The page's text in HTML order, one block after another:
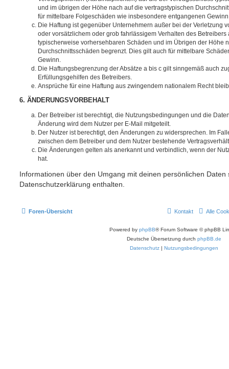
und im übrigen der Höhe nach auf die vertragstypischen
für mittelbare Folgeschäden wie insbesondere entgangenen
Die Haftung ist gegenüber Unternehmern außer bei der Verletzung
oder vorsätzlichem oder grob fahrlässigem Verhalten des Betreibers
typischerweise vorhersehbaren Schäden und im Übrigen der Höhe
Durchschnittsschäden begrenzt. Dies gilt auch für mittelbare
Gewinn.
Die Haftungsbegrenzung der Absätze a bis c gilt sinngemäß auch
Erfüllungsgehilfen des Betreibers.
Ansprüche für eine Haftung aus zwingendem nationalem Recht
6. ÄNDERUNGSVORBEHALT
Der Betreiber ist berechtigt, die Nutzungsbedingungen und die
Änderung wird dem Nutzer per E-Mail mitgeteilt.
Der Nutzer ist berechtigt, den Änderungen zu widersprechen. Im
zwischen dem Betreiber und dem Nutzer bestehende
Die Änderungen gelten als anerkannt und verbindlich, wenn der
hat.
Informationen über den Umgang mit deinen persönlichen Daten
Datenschutzerklärung enthalten.
Foren-Übersicht Alle
Kontakt
Powered by phpBB® Forum Software © phpBB
Deutsche Übersetzung durch phpBB.de
Datenschutz | Nutzungsbedingungen